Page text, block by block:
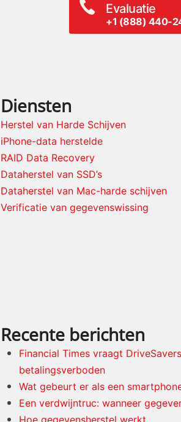
Evaluatie
+1 (888) 440-
Diensten
Herstel van Harde Schijven
iPhone-data herstelde
RAID Data Recovery
Dataherstel van SSD’s
Dataherstel van Mac-harde schijven
Verificatie van gegevenswissing
Recente berichten
Financial Times vraagt
betalingsverboden
Wat gebeurt er als een
Een verdwijntruc: wanneer